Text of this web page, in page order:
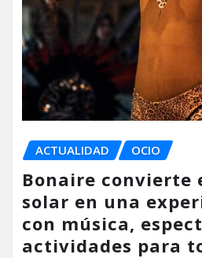
ACTUALIDAD OCIO
Bonaire convierte
solar en una
con música,
actividades para